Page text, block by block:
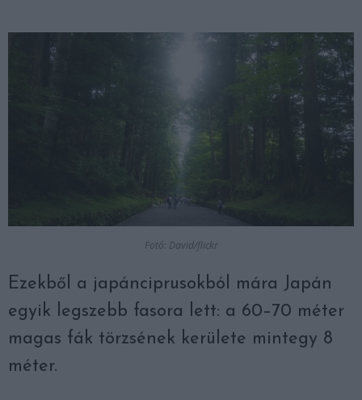
Fotó: David/flickr
Ezekből a japánciprusokból mára Japán
egyik legszebb fasora lett: a 60–70 méter
magas fák törzsének kerülete mintegy 8
méter.